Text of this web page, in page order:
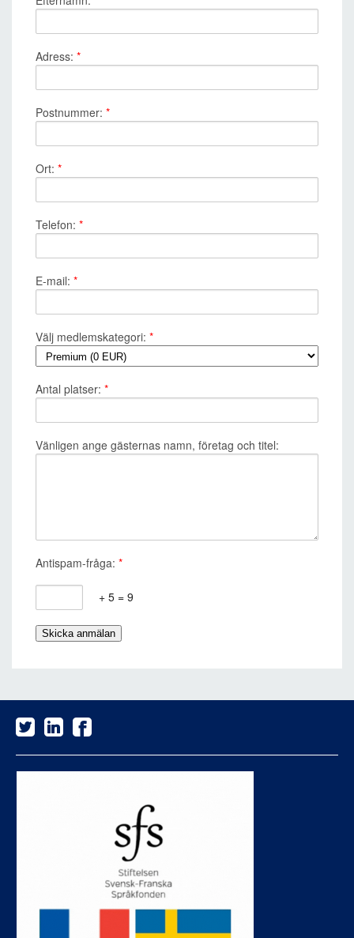
Adress: *
Postnummer: *
Ort: *
Telefon: *
E-mail: *
Välj medlemskategori: *
Antal platser: *
Vänligen ange gästernas namn, företag och titel:
Antispam-fråga: *
+ 5 = 9